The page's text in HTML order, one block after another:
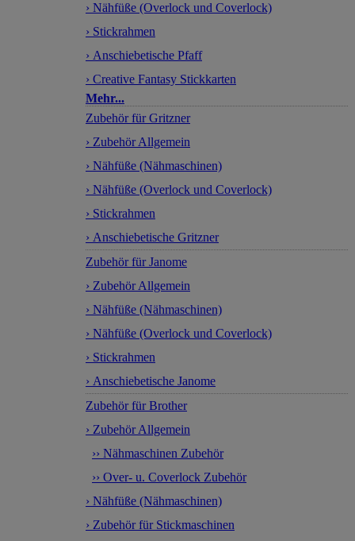
› Nähfüße (Overlock und Coverlock)
› Stickrahmen
› Anschiebetische Pfaff
› Creative Fantasy Stickkarten
Mehr...
Zubehör für Gritzner
› Zubehör Allgemein
› Nähfüße (Nähmaschinen)
› Nähfüße (Overlock und Coverlock)
› Stickrahmen
› Anschiebetische Gritzner
Zubehör für Janome
› Zubehör Allgemein
› Nähfüße (Nähmaschinen)
› Nähfüße (Overlock und Coverlock)
› Stickrahmen
› Anschiebetische Janome
Zubehör für Brother
› Zubehör Allgemein
›› Nähmaschinen Zubehör
›› Over- u. Coverlock Zubehör
› Nähfüße (Nähmaschinen)
› Zubehör für Stickmaschinen